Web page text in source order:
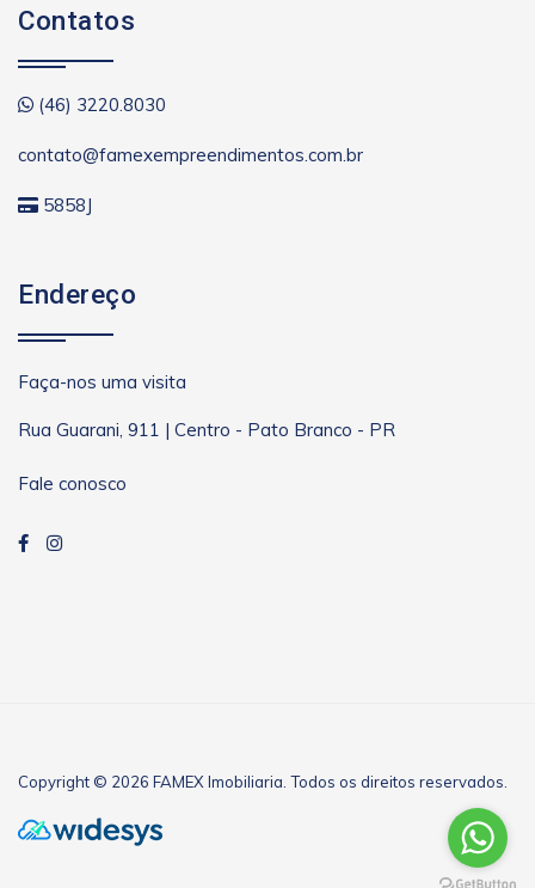
Contatos
(46) 3220.8030
contato@famexempreendimentos.com.br
5858J
Endereço
Faça-nos uma visita
Rua Guarani, 911 | Centro - Pato Branco - PR
Fale conosco
Copyright © 2026 FAMEX Imobiliaria. Todos os direitos reservados.